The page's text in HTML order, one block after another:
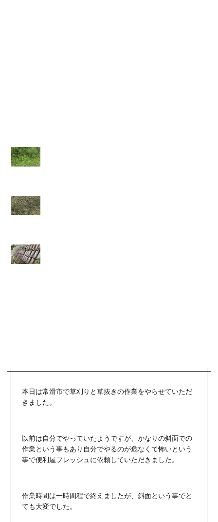
本日は常滑市で草刈りと草抜きの作業をやらせていただ
きました。
以前は自分でやっていたようですが、かなりの斜面での
作業という事もあり自分でやるのが危なくて怖いという
事で便利屋フレッシュに依頼していただきました。
作業時間は一時間程で終えましたが、斜面という事でと
ても大変でした。